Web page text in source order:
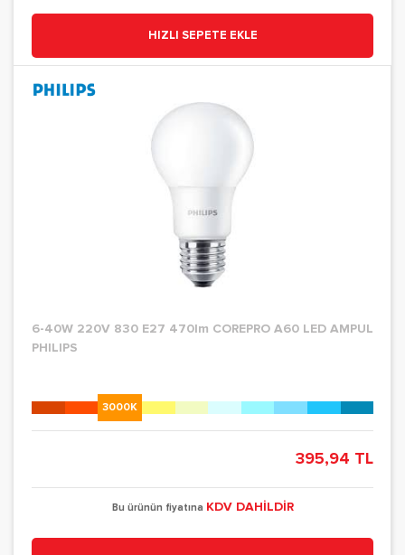
HIZLI SEPETE EKLE
6-40W 220V 830 E27 470lm COREPRO A60 LED AMPUL
PHILIPS
3000K
395,94 TL
Bu ürünün fiyatına KDV DAHİLDİR